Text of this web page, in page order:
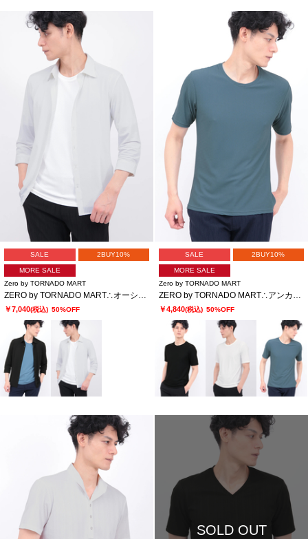
SALE 2BUY10%
MORE SALE
Zero by TORNADO MART
￥7,040(税込) 50%OFF
SALE 2BUY10%
MORE SALE
Zero by TORNADO MART
￥4,840(税込) 50%OFF
SOLD OUT